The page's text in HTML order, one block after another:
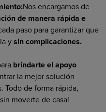
Nos encargamos de
de manera rápida e
paso para garantizar que
ysin complicaciones.
brindarte el apoyo
la mejor solución
Todo de forma rápida,
moverte de casa!